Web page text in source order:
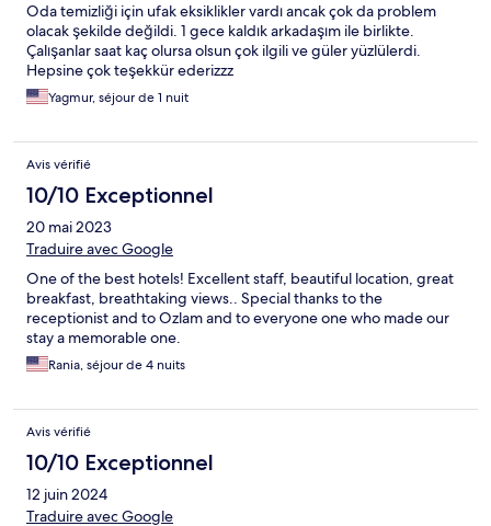
Oda temizliği için ufak eksiklikler vardı ancak çok da problem
olacak şekilde değildi. 1 gece kaldık arkadaşım ile birlikte.
Çalışanlar saat kaç olursa olsun çok ilgili ve güler yüzlülerdi.
Hepsine çok teşekkür ederizzz
Yagmur, séjour de 1 nuit
Avis vérifié
10/10 Exceptionnel
20 mai 2023
Traduire avec Google
One of the best hotels! Excellent staff, beautiful location, great
breakfast, breathtaking views.. Special thanks to the
receptionist and to Ozlam and to everyone one who made our
stay a memorable one.
Rania, séjour de 4 nuits
Avis vérifié
10/10 Exceptionnel
12 juin 2024
Traduire avec Google